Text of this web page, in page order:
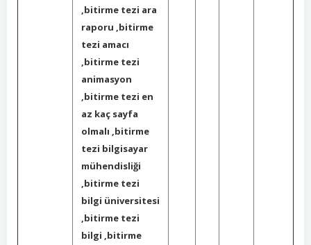
,bitirme tezi ara
raporu ,bitirme
tezi amacı
,bitirme tezi
animasyon
,bitirme tezi en
az kaç sayfa
olmalı ,bitirme
tezi bilgisayar
mühendisliği
,bitirme tezi
bilgi üniversitesi
,bitirme tezi
bilgi ,bitirme